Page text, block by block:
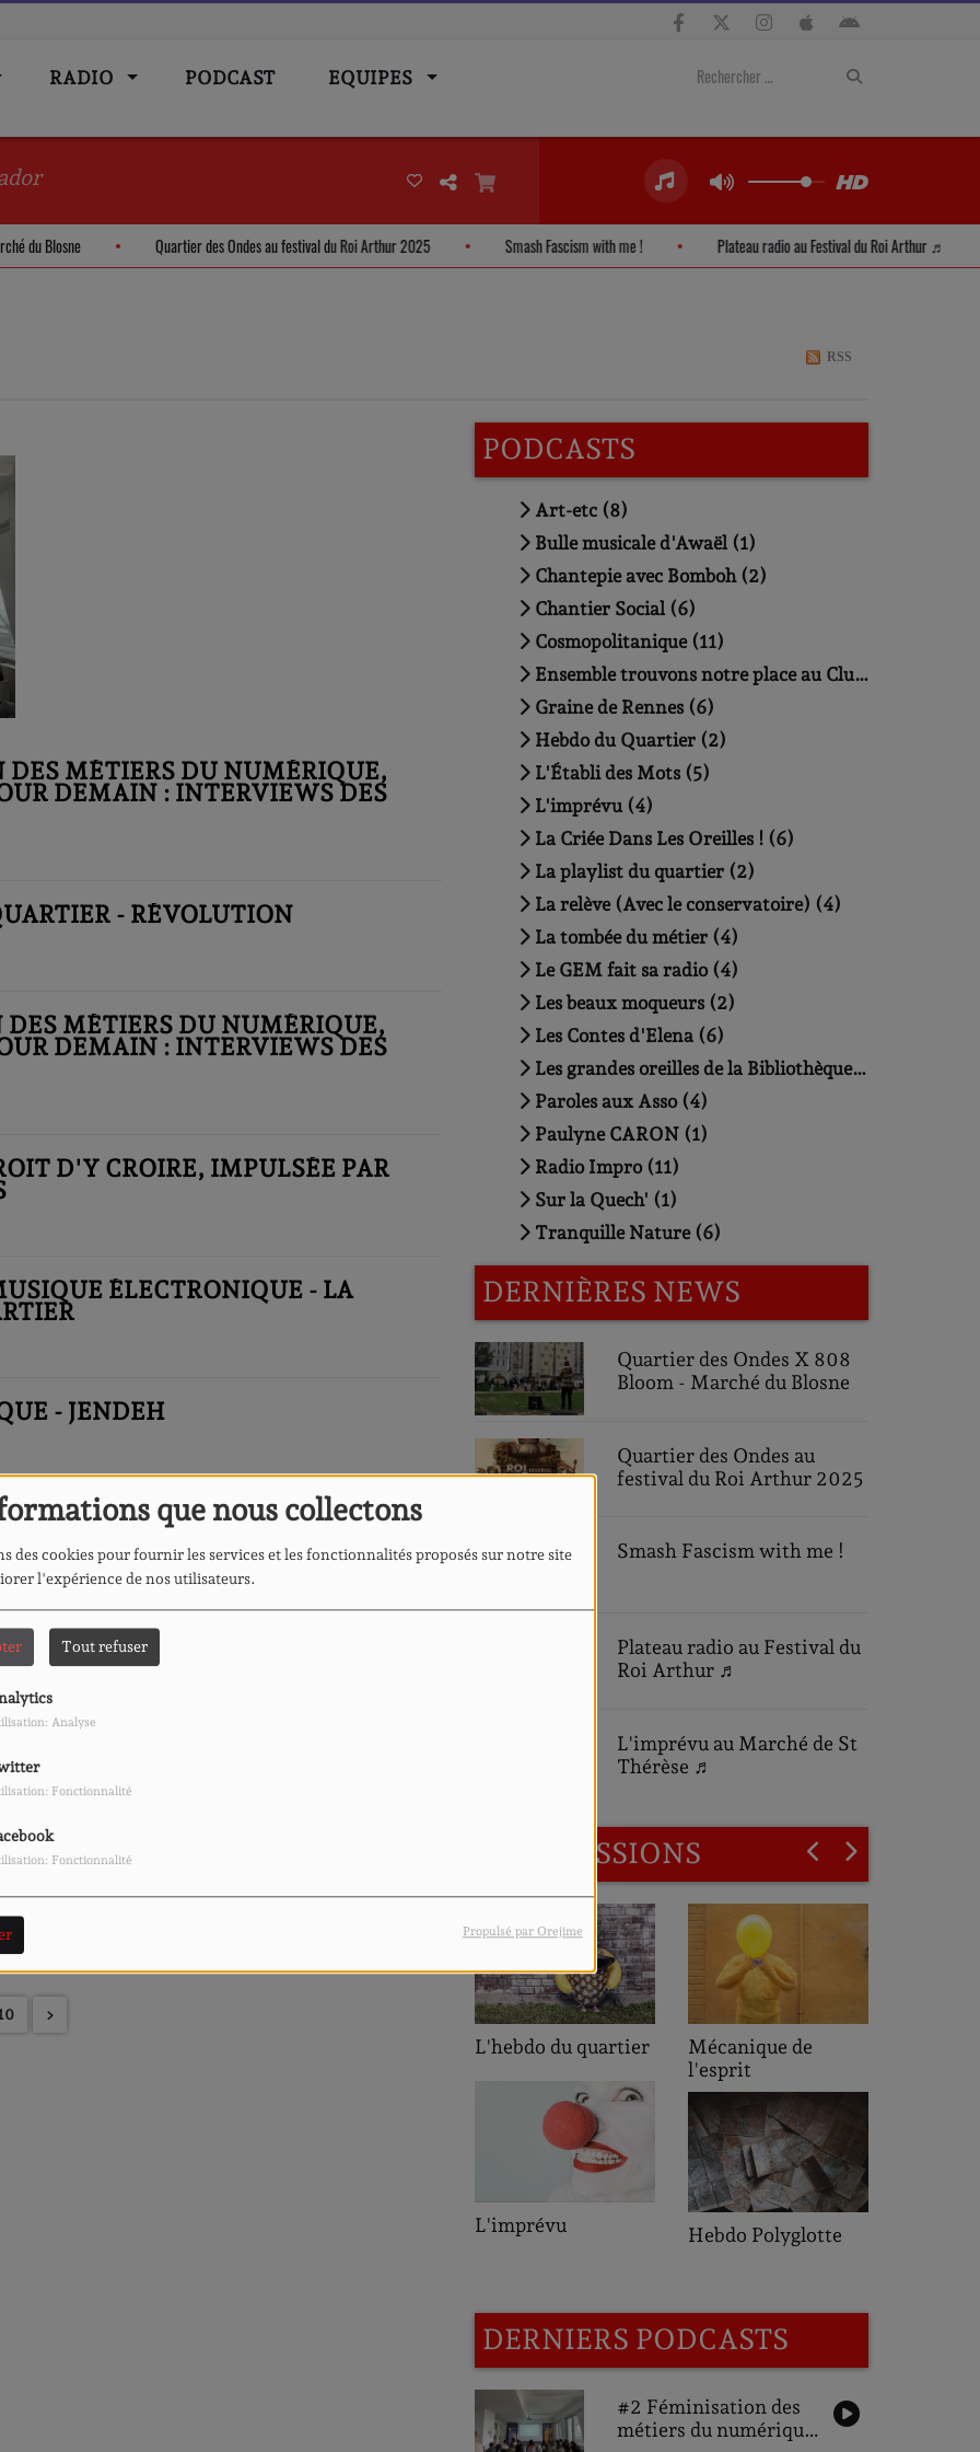
que nous collectons
des cookies pour fournir les services et les fonctionnalités proposés sur notre site
l'expérience de nos utilisateurs.
Tout refuser
Analyse
Fonctionnalité
Fonctionnalité
Propulsé par Orejime
RADIO PODCAST EQUIPES
Marché du Blosne Quartier des Ondes au festival du Roi Arthur 2025 Smash Fascism with me ! Plateau radio au Festival du Roi Arthur ♬
RSS
MÉTIERS DU NUMÉRIQUE,
DEMAIN : INTERVIEWS DES
- RÉVOLUTION
MÉTIERS DU NUMÉRIQUE,
DEMAIN : INTERVIEWS DES
D'Y CROIRE, IMPULSÉE PAR
ÉLECTRONIQUE - LA
- JENDEH
- LE HARCÈLEMENT SCOLAIRE
- ACHILLE OUATTARA
NOTRE PLACE – PAROLES
DES MÉTIERS POUR TOUTES ET
L'IMPRÉVUE
>
PODCASTS
Art-etc (8)
Bulle musicale d'Awaël (1)
Chantepie avec Bomboh (2)
Chantier Social (6)
Cosmopolitanique (11)
Ensemble trouvons notre place au Club House (5)
Graine de Rennes (6)
Hebdo du Quartier (2)
L'Établi des Mots (5)
L'imprévu (4)
La Criée Dans Les Oreilles ! (6)
La playlist du quartier (2)
La relève (Avec le conservatoire) (4)
La tombée du métier (4)
Le GEM fait sa radio (4)
Les beaux moqueurs (2)
Les Contes d'Elena (6)
Les grandes oreilles de la Bibliothèque Triangle (3)
Paroles aux Asso (4)
Paulyne CARON (1)
Radio Impro (11)
Sur la Quech' (1)
Tranquille Nature (6)
DERNIÈRES NEWS
Quartier des Ondes X 808
Bloom - Marché du Blosne
Quartier des Ondes au
festival du Roi Arthur 2025
Smash Fascism with me !
Plateau radio au Festival du
Roi Arthur ♬
L'imprévu au Marché de St
Thérèse ♬
LES ÉMISSIONS
L'hebdo du quartier
Mécanique de
Hebdo Polyglotte
L'heure de pointe
Saveurs des
Quartiers
DERNIERS PODCASTS
#2 Féminisation des
métiers du numérique,